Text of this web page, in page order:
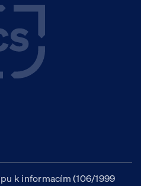
k informacím (106/1999